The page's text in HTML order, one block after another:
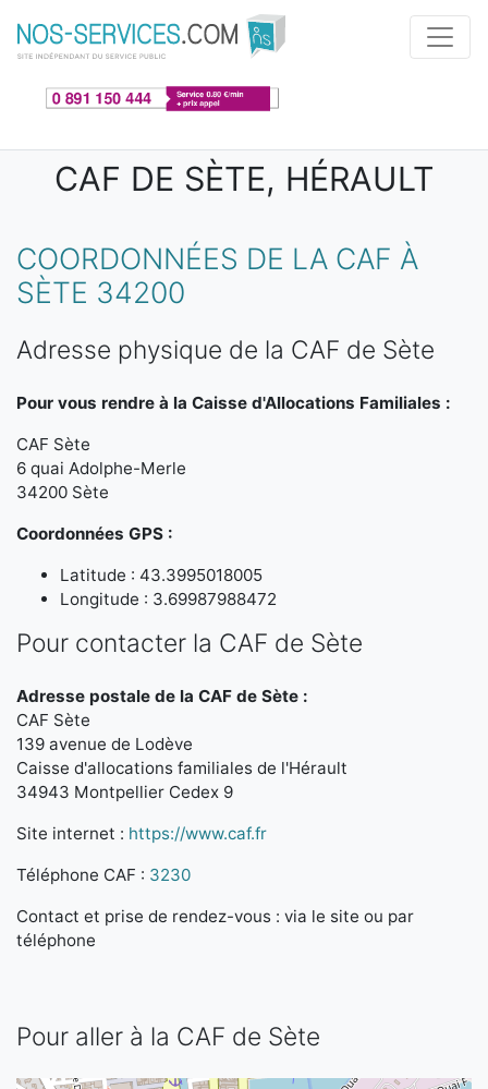
Aller au contenu principal
CAF DE SÈTE, HÉRAULT
COORDONNÉES DE LA CAF À
SÈTE 34200
Adresse physique de la CAF de Sète
Pour vous rendre à la Caisse d'Allocations Familiales :
CAF Sète
6 quai Adolphe-Merle
34200 Sète
Coordonnées GPS :
Latitude : 43.3995018005
Longitude : 3.69987988472
Pour contacter la CAF de Sète
Adresse postale de la CAF de Sète :
CAF Sète
139 avenue de Lodève
Caisse d'allocations familiales de l'Hérault
34943 Montpellier Cedex 9
Site internet : https://www.caf.fr
Téléphone CAF : 3230
Contact et prise de rendez-vous : via le site ou par
téléphone
Pour aller à la CAF de Sète